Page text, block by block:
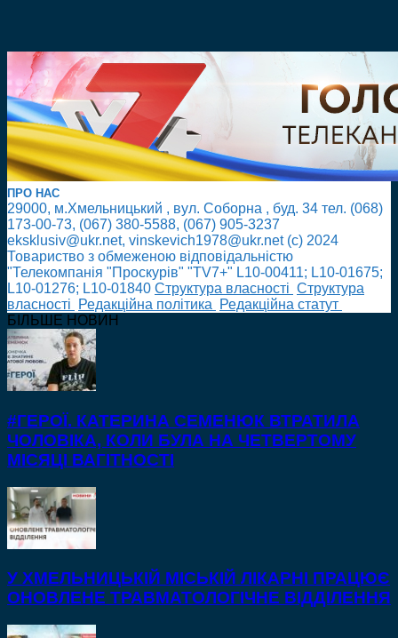
ПРО НАС
29000, м.Хмельницький , вул. Соборна , буд. 34 тел. (068)
173-00-73, (067) 380-5588, (067) 905-3237
eksklusiv@ukr.net, vinskevich1978@ukr.net (с) 2024
Товариство з обмеженою відповідальністю
"Телекомпанія "Проскурів" "TV7+" L10-00411; L10-01675;
L10-01276; L10-01840 Cтруктура власності Cтруктура
власності
Редакційна політика
Редакційна статут
БІЛЬШЕ НОВИН
#ГЕРОЇ. КАТЕРИНА СЕМЕНЮК ВТРАТИЛА
ЧОЛОВІКА, КОЛИ БУЛА НА ЧЕТВЕРТОМУ
МІСЯЦІ ВАГІТНОСТІ
У ХМЕЛЬНИЦЬКІЙ МІСЬКІЙ ЛІКАРНІ ПРАЦЮЄ
ОНОВЛЕНЕ ТРАВМАТОЛОГІЧНЕ ВІДДІЛЕННЯ